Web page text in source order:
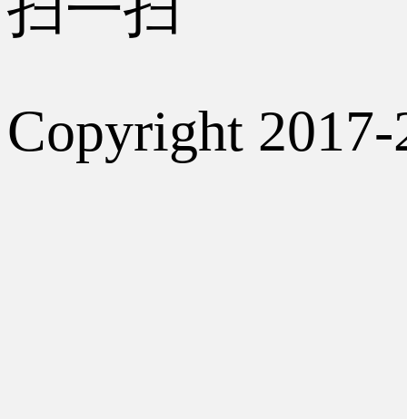
Copyright